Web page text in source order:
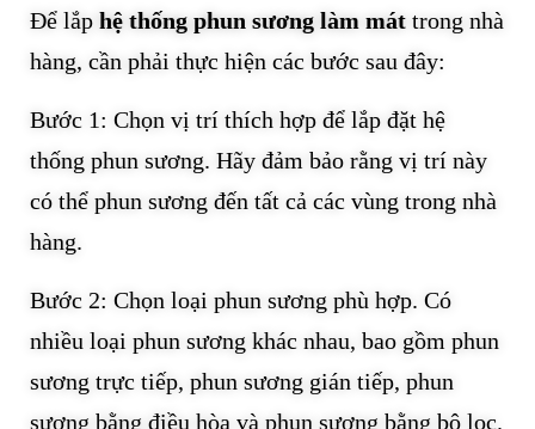
Để lắp hệ thống phun sương làm mát trong nhà
hàng, cần phải thực hiện các bước sau đây:
Bước 1: Chọn vị trí thích hợp để lắp đặt hệ
thống phun sương. Hãy đảm bảo rằng vị trí này
có thể phun sương đến tất cả các vùng trong nhà
hàng.
Bước 2: Chọn loại phun sương phù hợp. Có
nhiều loại phun sương khác nhau, bao gồm phun
sương trực tiếp, phun sương gián tiếp, phun
sương bằng điều hòa và phun sương bằng bộ lọc.